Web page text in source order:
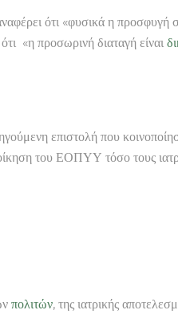
ότι «φυσικά η προσφυγή
«η προσωρινή διαταγή είναι
επιστολή που
του ΕΟΠΥΥ τόσο τους
πολιτών, της ιατρικής